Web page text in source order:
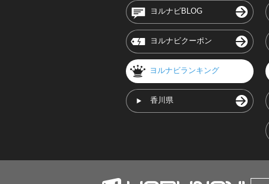
ヨルナビBLOG
ヨルナビクーポン
ヨルナビランキング
香川県